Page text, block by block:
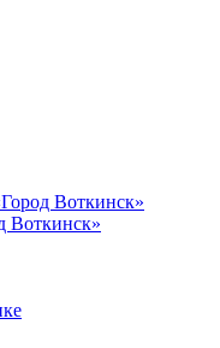
Воткинск»
Воткинск»